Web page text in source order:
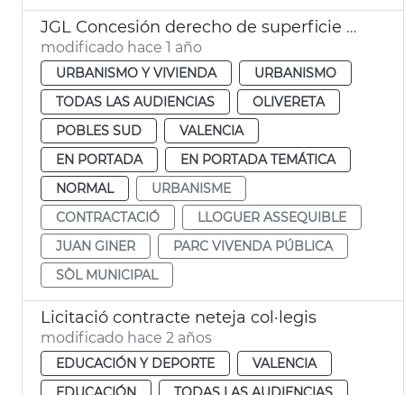
JGL Concesión derecho de superficie para viviendas de alquiler
modificado hace 1 año
URBANISMO Y VIVIENDA
URBANISMO
TODAS LAS AUDIENCIAS
OLIVERETA
POBLES SUD
VALENCIA
EN PORTADA
EN PORTADA TEMÁTICA
NORMAL
URBANISME
CONTRACTACIÓ
LLOGUER ASSEQUIBLE
JUAN GINER
PARC VIVENDA PÚBLICA
SÒL MUNICIPAL
Licitació contracte neteja col·legis
modificado hace 2 años
EDUCACIÓN Y DEPORTE
VALENCIA